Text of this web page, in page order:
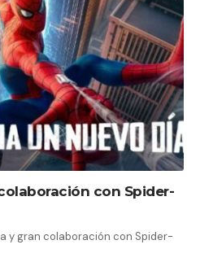
con Spider-
y gran colaboración con Spider-